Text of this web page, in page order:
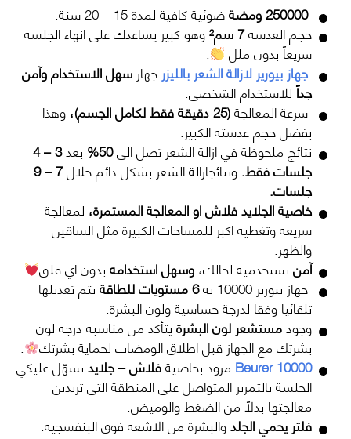
250000 ومضة ضوئية كافية لمدة 15 – 20 سنة.
حجم العدسة7 سم² وهو كبير يساعدك على انهاء الجلسة
سريعاً بدون ملل .
جهاز بيورير لازالة الشعر بالليزر جهاز سهل الاستخدام وآمن
جداًللاستخدام الشخصي.
سرعة المعالجة(25 دقيقة فقط لكامل الجسم)، وهذا
بفضل حجم عدسته الكبير.
نتائج ملحوظة في ازالة الشعر تصل الى50% بعد 3 – 4
جلسات فقط.ونتائجازالة الشعر بشكل دائم خلال 7 – 9
جلسات.
خاصية الجلايد فلاش او المعالجة المستمرة، لمعالجة
سريعة وتغطية اكبر للمساحات الكبيرة مثل الساقين
والظهر.
آمنتستخدميه لحالك،وسهل استخدامهبدون اي قلق .
جهاز بيورير 10000 به 6 مستويات للطاقة يتم تعديلها
تلقائيا وفقا لدرجة حساسية ولون البشرة.
وجودمستشعر لون البشرةيتأكد من مناسبة درجة لون
بشرتك مع الجهاز قبل اطلاق الومضات لحماية بشرتك .
Beurer 10000 مزود بخاصيةفلاش – جلايدتسهّل عليكي
الجلسة بالتمرير المتواصل على المنطقة التي تريدين
معالجتها بدلاً من الضغط والوميض.
فلتر يحمي الجلدوالبشرة من الاشعة فوق البنفسجية.